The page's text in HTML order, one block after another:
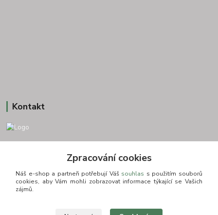
Kontakt
+420 775693830
Otevírací doba: PO-PÁ: 9:00-16:00 NUTNÁ REZERVACE
info@zkusnositko.cz
Zpracování cookies
Náš e-shop a partneři potřebují Váš souhlas s použitím souborů
cookies, aby Vám mohli zobrazovat informace týkající se Vašich
zájmů.